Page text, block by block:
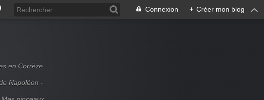
Connexion + Créer mon blog
en Corrèze.
Napoléon -